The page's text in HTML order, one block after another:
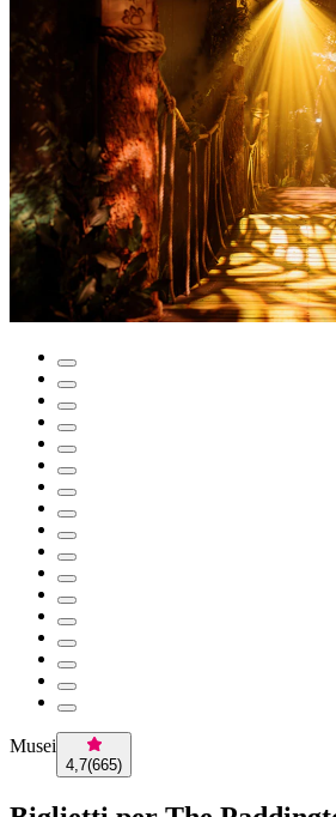
Musei
4,7(665)